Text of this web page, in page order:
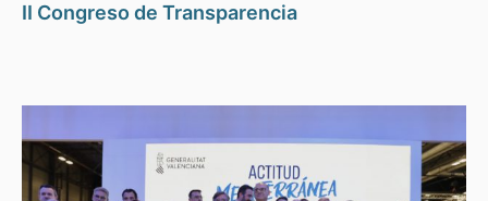
II Congreso de Transparencia